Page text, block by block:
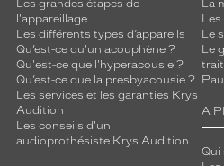
Les grandes étapes de
l'appareillage
Les différents types d’appareils
Qu’est-ce qu'un acouphène ?
Qu'est-ce que l'hyperacousie ?
Qu’est-ce que la presbyacousie ?
Les services et les garanties Krys
Audition
Les conseils d'un
audioprothésiste Krys Audition
La
Le
Le
A
Qui